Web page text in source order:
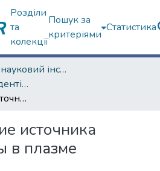
Розділи
та
колекції
Пошук за
критеріями
Статистика
Навчально-науковий інститут "Фізико-технічний факультет"
Наукові роботи студентів та аспірантів. Навчально-науковий інститут "Фізико-технічний факультет"
Моделирование источника плоской волны в плазме
источника
в плазме